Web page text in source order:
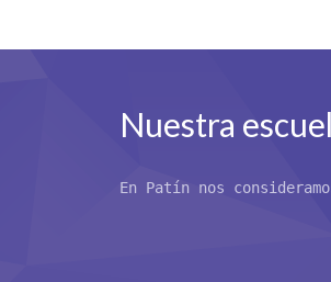
Nuestra
En Patín nos